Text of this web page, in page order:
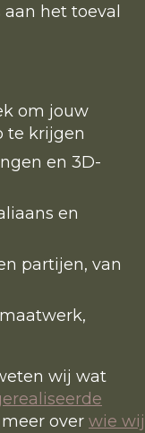
het toeval
om jouw
te krijgen
en 3D-
en
partijen, van
wij wat
over wie wij